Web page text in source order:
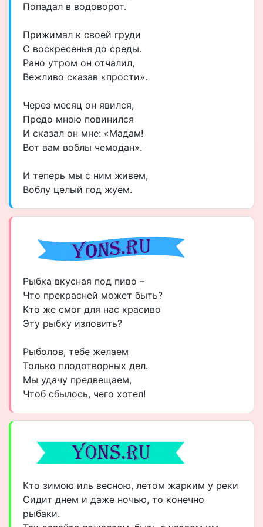
Попадал в водоворот.
Прижимал к своей груди
С воскресенья до среды.
Рано утром он отчалил,
Вежливо сказав «прости».
Через месяц он явился,
Предо мною повинился
И сказал он мне: «Мадам!
Вот вам воблы чемодан».
И теперь мы с ним живем,
Воблу целый год жуем.
Рыбка вкусная под пиво –
Что прекрасней может быть?
Кто же смог для нас красиво
Эту рыбку изловить?
Рыболов, тебе желаем
Только плодотворных дел.
Мы удачу предвещаем,
Чтоб сбылось, чего хотел!
Кто зимою иль весною, летом жарким у реки
Сидит днем и даже ночью, то конечно
рыбаки.